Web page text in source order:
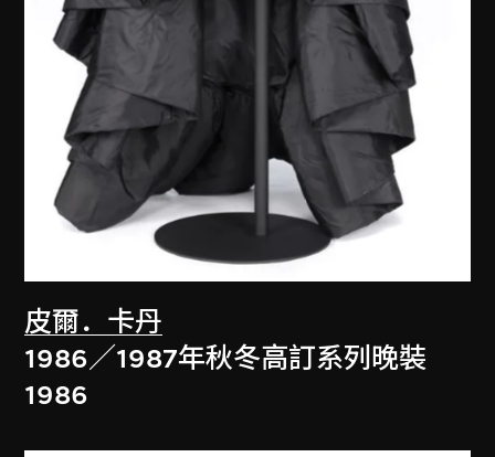
皮爾．卡丹
1986／1987年秋冬高訂系列晚裝
1986